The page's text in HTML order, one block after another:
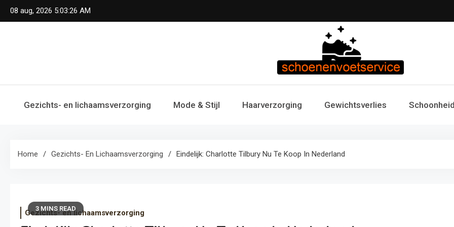
Skip
to
08 aug, 2026 5:03:26 AM
Schoenen &
Gezichts- en lichaamsverzorging Mode & Stijl Haarverzorging Gewichtsverlies
Home Gezichts- En Lichaamsverzorging Eindelijk: Charlotte Tilbury Nu Te Koop In Nederland
3 MINS READ
Gezichts- en lichaamsverzorging